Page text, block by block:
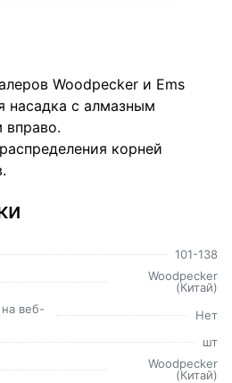
Woodpecker и Ems
насадка с алмазным
вправо.
корней
101-138
Woodpecker
(Китай)
веб-
Нет
шт
Woodpecker
(Китай)